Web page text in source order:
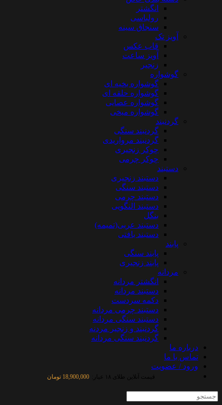
انگشتر
رولباسی
سنجاق سینه
آویز تک
قاب عکس
آویز ساعت
زنجیر
گوشواره
گوشواره بخیه ای
گوشواره حلقه ای
گوشواره عصایی
گوشواره میخی
گردنبند
گردنبند سنگی
گردنبند مرواریدی
چوکر زنجیری
چوکر چرمی
دستبند
دستبند زنجیری
دستبند سنگی
دستبند چرمی
دستبند النگویی
بنگل
دستبند عربی(تمیمه)
دستبند بافتی
پابند
پابند سنگی
پابند زنجیری
مردانه
انگشتر مردانه
دستبند مردانه
دکمه سردست
دستبند چرمی مردانه
دستبند سنگی مردانه
گردنبند و زنجیر مردنه
گردنبند سنگی مردانه
درباره ما
تماس با ما
ورود / عضویت
قیمت آنلاین طلای ۱۸ عیار: 18,900,000 تومان